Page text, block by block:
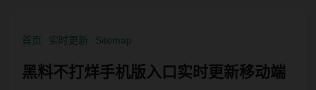
首页 实时更新 Sitemap
黑料不打烊手机版入口实时更新移动端